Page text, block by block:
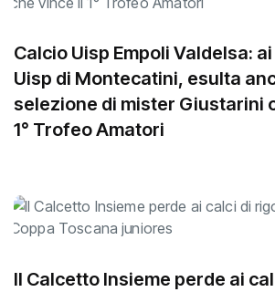
Calcio Uisp Empoli Valdelsa:
Uisp di Montecatini, esulta
selezione di mister Giustarini
1° Trofeo Amatori
Il Calcetto Insieme perde ai